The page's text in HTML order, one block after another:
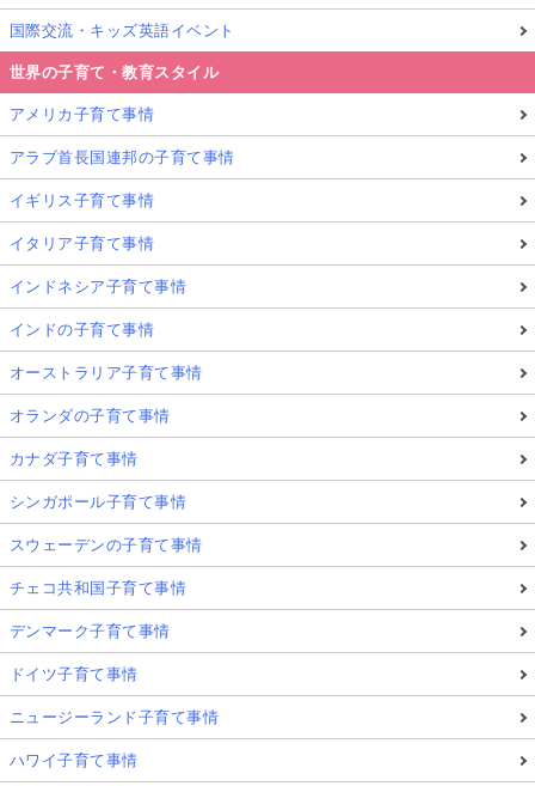
国際交流・キッズ英語イベント
世界の子育て・教育スタイル
アメリカ子育て事情
アラブ首長国連邦の子育て事情
イギリス子育て事情
イタリア子育て事情
インドネシア子育て事情
インドの子育て事情
オーストラリア子育て事情
オランダの子育て事情
カナダ子育て事情
シンガポール子育て事情
スウェーデンの子育て事情
チェコ共和国子育て事情
デンマーク子育て事情
ドイツ子育て事情
ニュージーランド子育て事情
ハワイ子育て事情